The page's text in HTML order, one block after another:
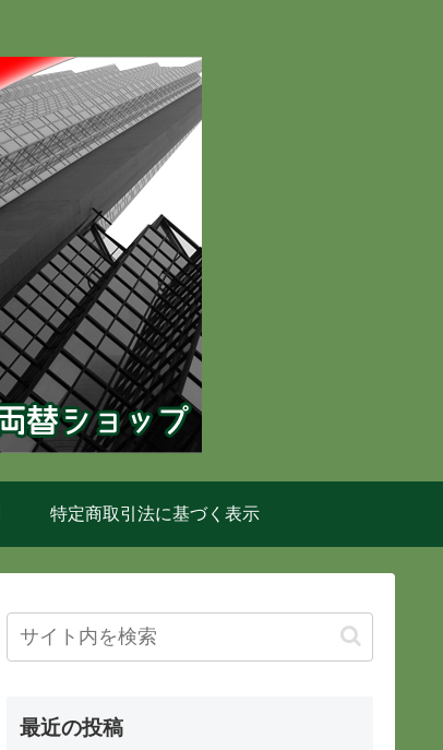
特定商取引法に基づく表示
最近の投稿